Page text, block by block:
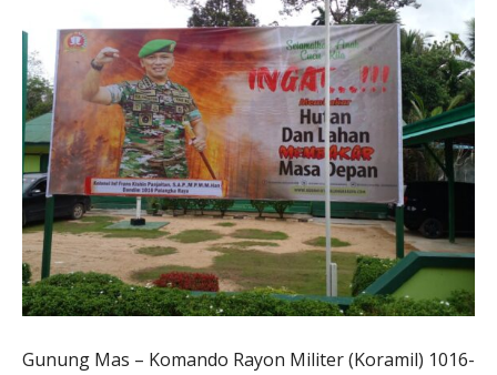
Gunung Mas – Komando Rayon Militer (Koramil) 1016-